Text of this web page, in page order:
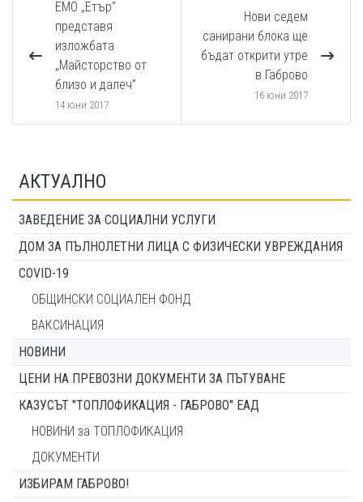
ЕМО „Етър“
представя
изложбата
„Майсторство от
близо и далеч”
14 юни 2017
Нови седем
санирани блока ще
бъдат открити утре
в Габрово
16 юни 2017
АКТУАЛНО
ЗАВЕДЕНИЕ ЗА СОЦИАЛНИ УСЛУГИ
ДОМ ЗА ПЪЛНОЛЕТНИ ЛИЦА С ФИЗИЧЕСКИ УВРЕЖДАНИЯ
COVID-19
ОБЩИНСКИ СОЦИАЛЕН ФОНД
ВАКСИНАЦИЯ
НОВИНИ
ЦЕНИ НА ПРЕВОЗНИ ДОКУМЕНТИ ЗА ПЪТУВАНЕ
КАЗУСЪТ "ТОПЛОФИКАЦИЯ - ГАБРОВО" ЕАД
НОВИНИ за ТОПЛОФИКАЦИЯ
ДОКУМЕНТИ
ИЗБИРАМ ГАБРОВО!